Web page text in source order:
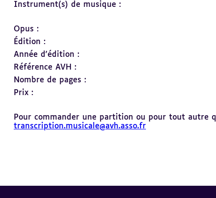
Instrument(s) de musique :
Opus :
Édition :
Année d'édition :
Référence AVH :
Nombre de pages :
Prix :
Pour commander une partition ou pour tout autre
transcription.musicale@avh.asso.fr